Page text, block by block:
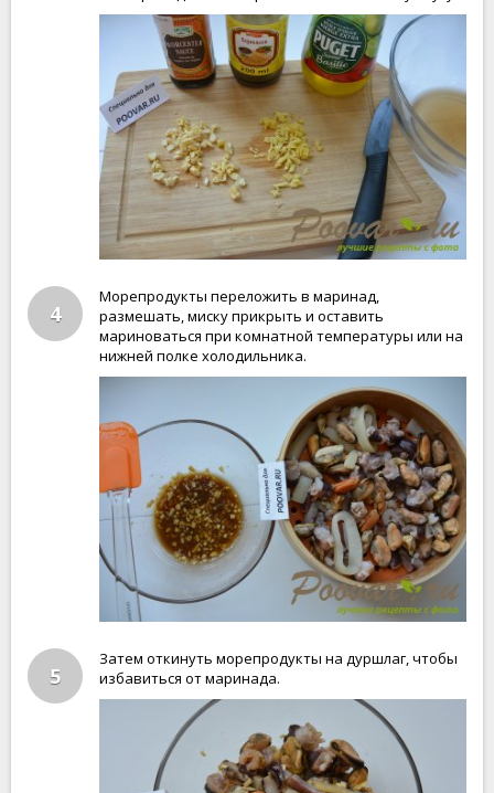
4
Морепродукты переложить в маринад,
размешать, миску прикрыть и оставить
мариноваться при комнатной температуры или на
нижней полке холодильника.
5
Затем откинуть морепродукты на дуршлаг, чтобы
избавиться от маринада.